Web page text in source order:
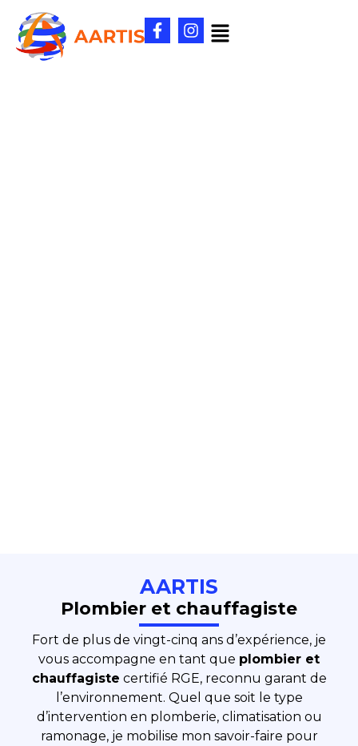
AARTIS
Plombier et chauffagiste
Fort de plus de vingt-cinq ans d’expérience, je
vous accompagne en tant que plombier et
chauffagiste certifié RGE, reconnu garant de
l’environnement. Quel que soit le type
d’intervention en plomberie, climatisation ou
ramonage, je mobilise mon savoir-faire pour